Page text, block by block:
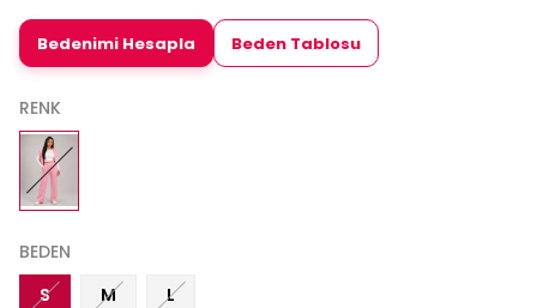
Bedenimi Hesapla Beden Tablosu
RENK
BEDEN
S
M L